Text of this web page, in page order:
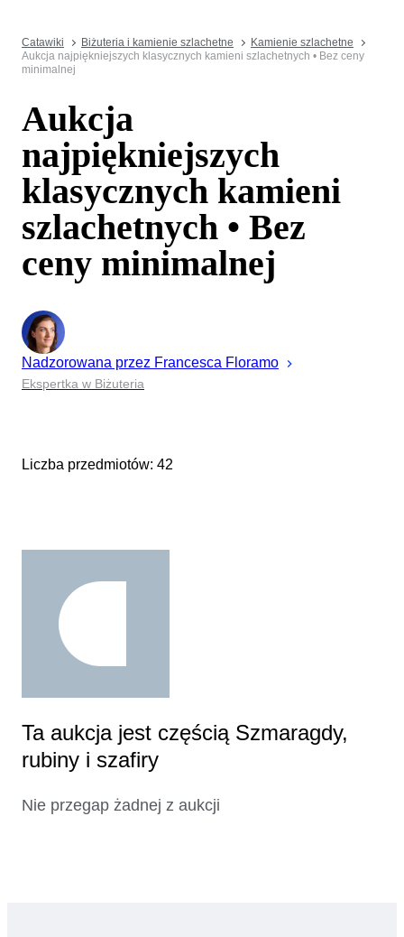
Catawiki Biżuteria i kamienie szlachetne
Kamienie szlachetne
Aukcja najpiękniejszych klasycznych kamieni szlachetnych • Bez ceny
minimalnej
Aukcja
najpiękniejszych
klasycznych kamieni
szlachetnych • Bez
ceny minimalnej
Nadzorowana przez Francesca Floramo
Ekspertka w Biżuteria
Liczba przedmiotów: 42
Ta aukcja jest częścią Szmaragdy,
rubiny i szafiry
Nie przegap żadnej z aukcji